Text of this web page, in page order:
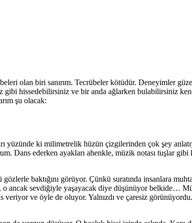
olan biri sanırım. Tecrübeler kötüdür. Deneyimler
hissedebilirsiniz ve bir anda ağlarken bulabilirsiniz
şu olacak:
yüzünde ki milimetrelik hüzün çizgilerinden çok şey
Dans ederken ayakları ahenkle, müzik notası tuşlar
baktığını görüyor. Çünkü suratında insanlara
o ancak sevdiğiyle yaşayacak diye düşünüyor
ve öyle de oluyor. Yalnızdı ve çaresiz